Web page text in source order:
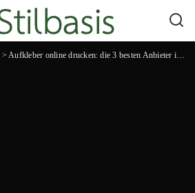
>Aufkleber online drucken: die 3 besten Anbieter im Vergleich